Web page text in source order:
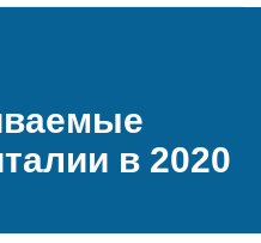
в 2020